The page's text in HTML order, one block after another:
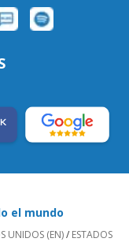
el mundo
UNIDOS (EN)/ ESTADOS